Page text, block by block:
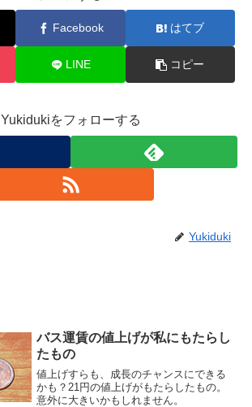
Facebook はてブ
LINE コピー
Yukidukiをフォローする
Yukiduki
バス運賃の値上げが私にもたらし
たもの
値上げすらも、成長のチャンスにできる
かも？21円の値上げがもたらしたもの。
意外に大きいかもしれません。